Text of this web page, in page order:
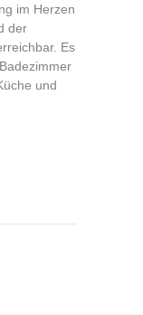
im Herzen
der
Es
und